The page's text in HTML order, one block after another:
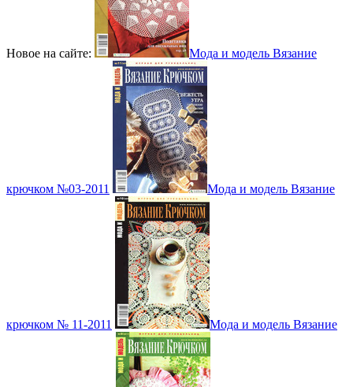
Новое на сайте: Мода и модель Вязание
крючком №03-2011 Мода и модель Вязание
крючком № 11-2011 Мода и модель Вязание